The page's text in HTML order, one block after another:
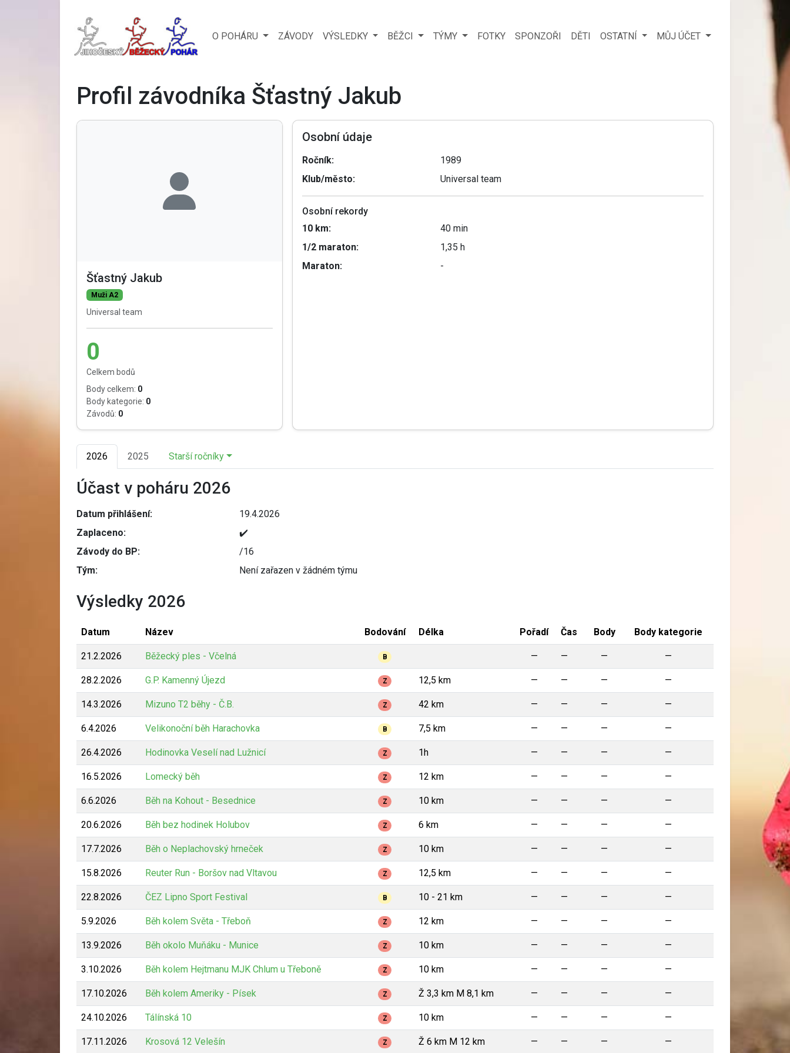
O POHÁRU ZÁVODY VÝSLEDKY BĚŽCI TÝMY FOTKY SPONZOŘI DĚTI OSTATNÍ MŮJ ÚČET
Profil závodníka Šťastný Jakub
Šťastný Jakub
Muži A2
Universal team
0
Celkem bodů
Body celkem: 0
Body kategorie: 0
Závodů: 0
Osobní údaje
Ročník:
1989
Klub/město:
Universal team
Osobní rekordy
10 km:
40 min
1/2 maraton:
1,35 h
Maraton:
-
2026 2025 Starší ročníky
Účast v poháru 2026
Datum přihlášení:
19.4.2026
Zaplaceno:
✔️
Závody do BP:
/16
Tým:
Není zařazen v žádném týmu
Výsledky 2026
Datum Název Bodování Délka Pořadí Čas Body Body kategorie
21.2.2026 Běžecký ples - Včelná B — — — —
28.2.2026 G.P. Kamenný Újezd Z 12,5 km — — — —
14.3.2026 Mizuno T2 běhy - Č.B. Z 42 km — — — —
6.4.2026 Velikonoční běh Harachovka B 7,5 km — — — —
26.4.2026 Hodinovka Veselí nad Lužnicí Z 1h — — — —
16.5.2026 Lomecký běh Z 12 km — — — —
6.6.2026 Běh na Kohout - Besednice Z 10 km — — — —
20.6.2026 Běh bez hodinek Holubov Z 6 km — — — —
17.7.2026 Běh o Neplachovský hrneček Z 10 km — — — —
15.8.2026 Reuter Run - Boršov nad Vltavou Z 12,5 km — — — —
22.8.2026 ČEZ Lipno Sport Festival B 10 - 21 km — — — —
5.9.2026 Běh kolem Světa - Třeboň Z 12 km — — — —
13.9.2026 Běh okolo Muňáku - Munice Z 10 km — — — —
3.10.2026 Běh kolem Hejtmanu MJK Chlum u Třeboně Z 10 km — — — —
17.10.2026 Běh kolem Ameriky - Písek Z Ž 3,3 km M 8,1 km — — — —
24.10.2026 Tálínská 10 Z 10 km — — — —
17.11.2026 Krosová 12 Velešín Z Ž 6 km M 12 km — — — —